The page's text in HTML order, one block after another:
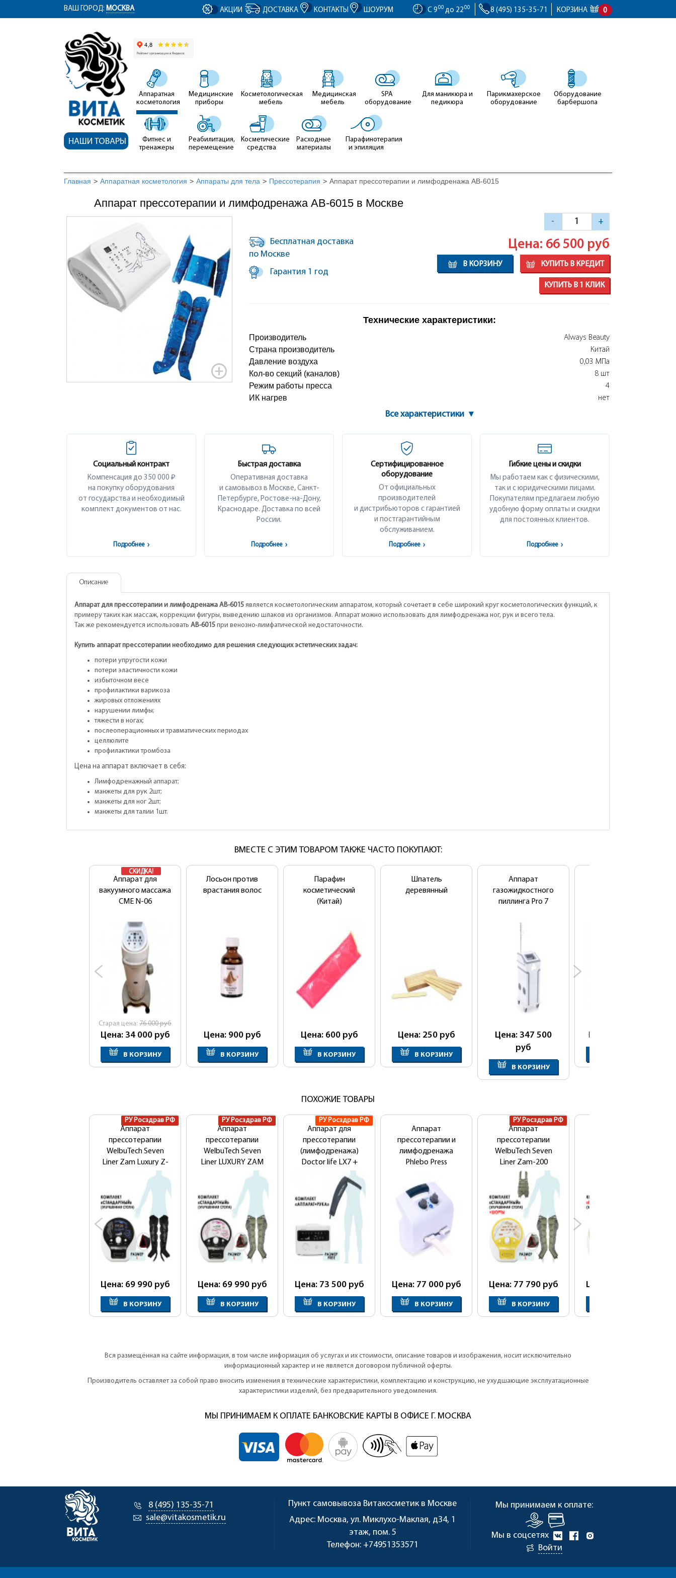
ym(12767704, 'getClientID', function(clientID) { document.getElementById('clientID').value = clientID; });
ВАШ ГОРОД: МОСКВА АКЦИИ ДОСТАВКА КОНТАКТЫ ШОУРУМ С 900 до 2200 8 (495) 135-35-71 КОРЗИНА 0
НАШИ ТОВАРЫ
Аппаратная
косметология
Медицинские
приборы
Косметологическая
мебель
Медицинская
мебель
SPA
оборудование
Для маникюра и
педикюра
Парикмахерское
оборудование
Оборудование
барбершопа
Фитнес и
тренажеры
Реабилитация,
перемещение
Косметические
средства
Расходные
материалы
Парафинотерапия
и эпиляция
Главная > Аппаратная косметология > Аппараты для тела > Прессотерапия > Аппарат прессотерапии и лимфодренажа AB-6015
Аппарат прессотерапии и лимфодренажа AB-6015 в Москве
- +
Бесплатная доставка
по Москве
Гарантия 1 год
Цена: 66 500 руб
В КОРЗИНУ КУПИТЬ В КРЕДИТ
КУПИТЬ В 1 КЛИК
Технические характеристики:
Производитель Always Beauty
Страна производитель Китай
Давление воздуха 0,03 МПа
Кол-во секций (каналов) 8 шт
Режим работы пресса 4
ИК нагрев нет
Все характеристики ▾
Социальный контракт
Компенсация до 350 000 ₽
на покупку оборудования
от государства и необходимый
комплект документов от нас.
Подробнее ›
Быстрая доставка
Оперативная доставка
и самовывоз в Москве, Санкт-
Петербурге, Ростове-на-Дону,
Краснодаре. Доставка по всей
России.
Подробнее ›
Сертифицированное
оборудование
От официальных
производителей
и дистрибьюторов с гарантией
и постгарантийным
обслуживанием.
Подробнее ›
Гибкие цены и скидки
Мы работаем как с физическими,
так и с юридическими лицами.
Покупателям предлагаем любую
удобную форму оплаты и скидки
для постоянных клиентов.
Подробнее ›
Описание
Аппарат для прессотерапии и лимфодренажа AB-6015 является косметологическим аппаратом, который сочетает в себе широкий круг косметологических функций, к
примеру таких как массаж, коррекции фигуры, выведению шлаков из организмов. Аппарат можно использовать для лимфодренажа ног, рук и всего тела.
Так же рекомендуется использовать AB-6015 при венозно-лимфатической недостаточности.
Купить аппарат прессотерапии необходимо для решения следующих эстетических задач:
потери упругости кожи
потери эластичности кожи
избыточном весе
профилактики варикоза
жировых отложениях
нарушении лимфы;
тяжести в ногах;
послеоперационных и травматических периодах
целлюлите
профилактики тромбоза
Цена на аппарат включает в себя:
Лимфодренажный аппарат;
манжеты для рук 2шт;
манжеты для ног 2шт;
манжеты для талии 1шт.
ВМЕСТЕ С ЭТИМ ТОВАРОМ ТАКЖЕ ЧАСТО ПОКУПАЮТ:
СКИДКА!
Аппарат для
вакуумного массажа
СМЕ N-06
Cтарая цена: 76 000руб
Цена: 34 000 руб
В КОРЗИНУ
Лосьон против
врастания волос
Цена: 900 руб
В КОРЗИНУ
Парафин
косметический
(Китай)
Цена: 600 руб
В КОРЗИНУ
Шпатель
деревянный
Цена: 250 руб
В КОРЗИНУ
Аппарат
газожидкостного
пиллинга Pro 7
Цена: 347 500
руб
В КОРЗИНУ
Цена: 1 285
ПОХОЖИЕ ТОВАРЫ
РУ Росздрав РФ
Аппарат
прессотерапии
WelbuTech Seven
Liner Zam Luxury Z-
Цена: 69 990 руб
В КОРЗИНУ
РУ Росздрав РФ
Аппарат
прессотерапии
WelbuTech Seven
Liner LUXURY ZAM
комплект)
Цена: 69 990 руб
В КОРЗИНУ
РУ Росздрав РФ
Аппарат для
прессотерапии
(лимфодренажа)
Doctor life LX7 +
Цена: 73 500 руб
В КОРЗИНУ
Аппарат
прессотерапии и
лимфодренажа
Phlebo Press
Цена: 77 000 руб
В КОРЗИНУ
РУ Росздрав РФ
Аппарат
прессотерапии
WelbuTech Seven
Liner Zam-200
улучшенная стопа
(стандартный
комплект) + шорты
Цена: 77 790 руб
В КОРЗИНУ
Цена: 82 990
Вся размещённая на сайте информация, в том числе информация об услугах и их стоимости, описание товаров и изображения, носит исключительно
информационный характер и не является договором публичной оферты.
Производитель оставляет за собой право вносить изменения в технические характеристики, комплектацию и конструкцию, не ухудшающие эксплуатационные
характеристики изделий, без предварительного уведомления.
МЫ ПРИНИМАЕМ К ОПЛАТЕ БАНКОВСКИЕ КАРТЫ В ОФИСЕ Г. МОСКВА
8 (495) 135-35-71
sale@vitakosmetik.ru
Пункт самовывоза Витакосметик в Москве
Адрес: Москва, ул. Миклухо-Маклая, д34, 1
этаж, пом. 5
Телефон: +74951353571
Мы принимаем к оплате:
Мы в соцсетях
Войти